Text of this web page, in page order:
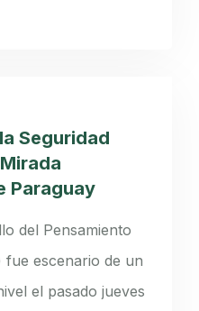
Seguridad
Paraguay
del Pensamiento
fue escenario de un
el pasado jueves